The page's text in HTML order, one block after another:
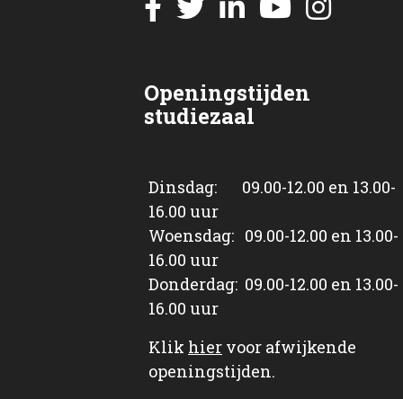
Openingstijden
studiezaal
Dinsdag: 09.00-12.00 en 13.00-
16.00 uur
Woensdag: 09.00-12.00 en 13.00-
16.00 uur
Donderdag: 09.00-12.00 en 13.00-
16.00 uur
Klik hier voor afwijkende
openingstijden.